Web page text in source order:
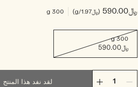
﷼590.00 ﷼1.97 /g
300 g
300 g
﷼590.00
لقد نفد هذا المنتج